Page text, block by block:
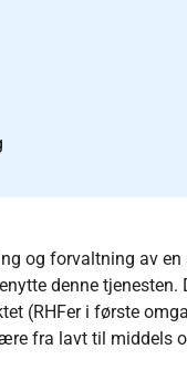
og forvaltning av
denne
(RHFer i første
fra lavt til middels